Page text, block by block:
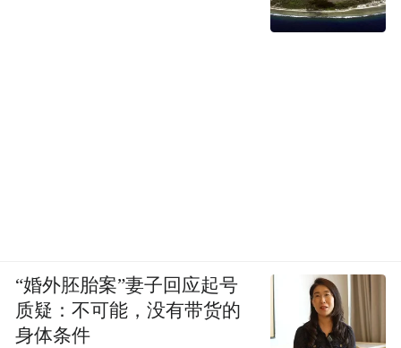
“婚外胚胎案”妻子回应起号
质疑：不可能，没有带货的
身体条件